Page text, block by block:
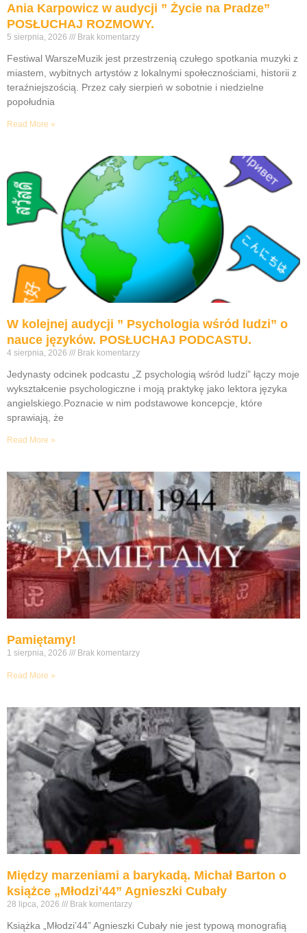
Ania Karpowicz w audycji ” Życie na Pradze”
POSŁUCHAJ ROZMOWY.
5 sierpnia, 2026 Brak komentarzy
Festiwal WarszeMuzik jest przestrzenią czułego spotkania muzyki z
miastem, wybitnych artystów z lokalnymi społecznościami, historii z
teraźniejszością. Przez cały sierpień w sobotnie i niedzielne
popołudnia
Read More »
W kolejnej audycji ” Psychologia wśród ludzi” o
nauce języków. POSŁUCHAJ PODCASTU.
4 sierpnia, 2026 Brak komentarzy
Jedynasty odcinek podcastu „Z psychologią wśród ludzi” łączy moje
wykształcenie psychologiczne i moją praktykę jako lektora języka
angielskiego.Poznacie w nim podstawowe koncepcje, które
sprawiają, że
Read More »
Pamiętamy!
1 sierpnia, 2026 Brak komentarzy
Read More »
Między marzeniami a barykadą. Michał Barton o
książce „Młodzi’44” Agnieszki Cubały
28 lipca, 2026 Brak komentarzy
Książka „Młodzi’44” Agnieszki Cubały nie jest typową monografią